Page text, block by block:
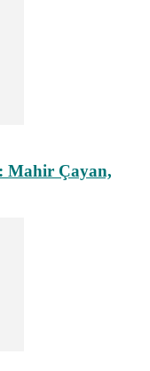
Mahir Çayan,